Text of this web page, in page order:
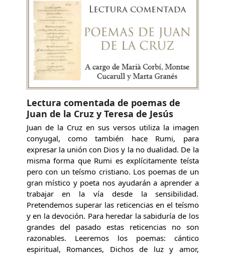
Lectura comentada de poemas de
Juan de la Cruz y Teresa de Jesús
Juan de la Cruz en sus versos utiliza la imagen
conyugal, como también hace Rumi, para
expresar la unión con Dios y la no dualidad. De la
misma forma que Rumi es explícitamente teísta
pero con un teísmo cristiano. Los poemas de un
gran místico y poeta nos ayudarán a aprender a
trabajar en la vía desde la sensibilidad.
Pretendemos superar las reticencias en el teísmo
y en la devoción. Para heredar la sabiduría de los
grandes del pasado estas reticencias no son
razonables. Leeremos los poemas: cántico
espiritual, Romances, Dichos de luz y amor,